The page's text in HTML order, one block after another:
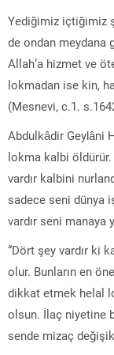
Yediğimiz içtiğimiz
de ondan meydana
Allah’a hizmet ve
lokmadan ise kin,
(Mesnevi, c.1.
Abdulkâdir Geylâni
lokma kalbi
vardır kalbini
sadece seni dünya
vardır seni manaya
“Dört şey vardır ki
olur. Bunların en
dikkat etmek helal
olsun. İlaç niyetine
sende mizaç